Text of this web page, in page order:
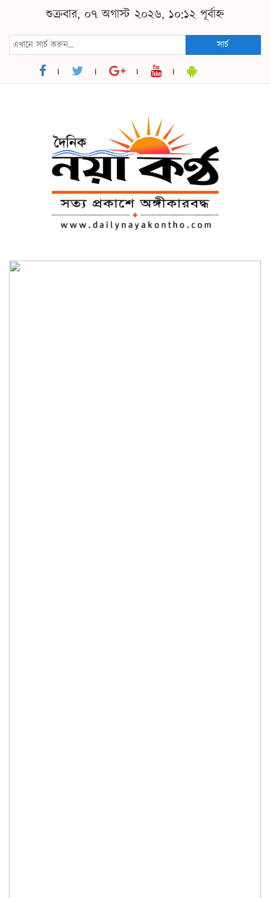
শুক্রবার, ০৭ অগাস্ট ২০২৬, ১০:১২ পূর্বাহ্ন
সার্চ